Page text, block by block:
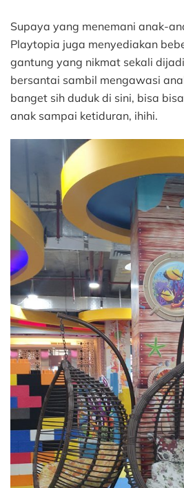
Supaya yang menemani anak-
Playtopia juga menyediakan
gantung yang nikmat sekali
bersantai sambil mengawasi
banget sih duduk di sini, bisa
anak sampai ketiduran, ihihi.